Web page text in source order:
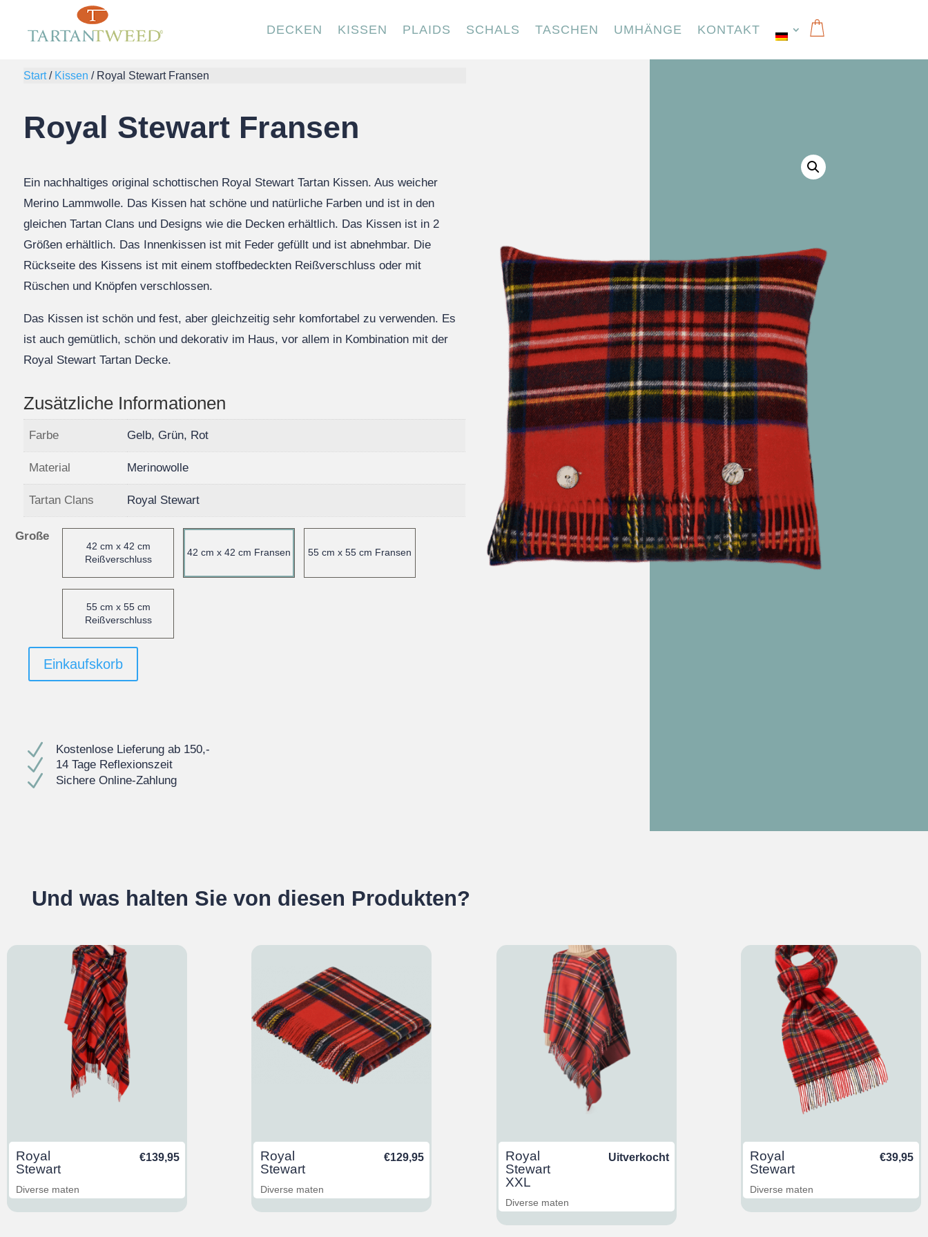
DECKEN KISSEN PLAIDS SCHALS TASCHEN UMHÄNGE KONTAKT
Start/ Kissen / Royal Stewart Fransen
Royal Stewart Fransen
Ein nachhaltiges original schottischen Royal Stewart Tartan Kissen. Aus weicher
Merino Lammwolle. Das Kissen hat schöne und natürliche Farben und ist in den
gleichen Tartan Clans und Designs wie die Decken erhältlich. Das Kissen ist in 2
Größen erhältlich. Das Innenkissen ist mit Feder gefüllt und ist abnehmbar. Die
Rückseite des Kissens ist mit einem stoffbedeckten Reißverschluss oder mit
Rüschen und Knöpfen verschlossen.
Das Kissen ist schön und fest, aber gleichzeitig sehr komfortabel zu verwenden. Es
ist auch gemütlich, schön und dekorativ im Haus, vor allem in Kombination mit der
Royal Stewart Tartan Decke.
Zusätzliche Informationen
Farbe Gelb, Grün, Rot
Material Merinowolle
Tartan Clans Royal Stewart
Große
42 cm x 42 cm
Reißverschluss
42 cm x 42 cm Fransen 55 cm x 55 cm Fransen
55 cm x 55 cm
Reißverschluss
Einkaufskorb
N Kostenlose Lieferung ab 150,-
N 14 Tage Reflexionszeit
N Sichere Online-Zahlung
Und was halten Sie von diesen Produkten?
Royal
Stewart
€139,95
Diverse maten
Royal
Stewart
€129,95
Diverse maten
Royal
Stewart
XXL
Uitverkocht
Diverse maten
Royal
Stewart
€39,95
Diverse maten